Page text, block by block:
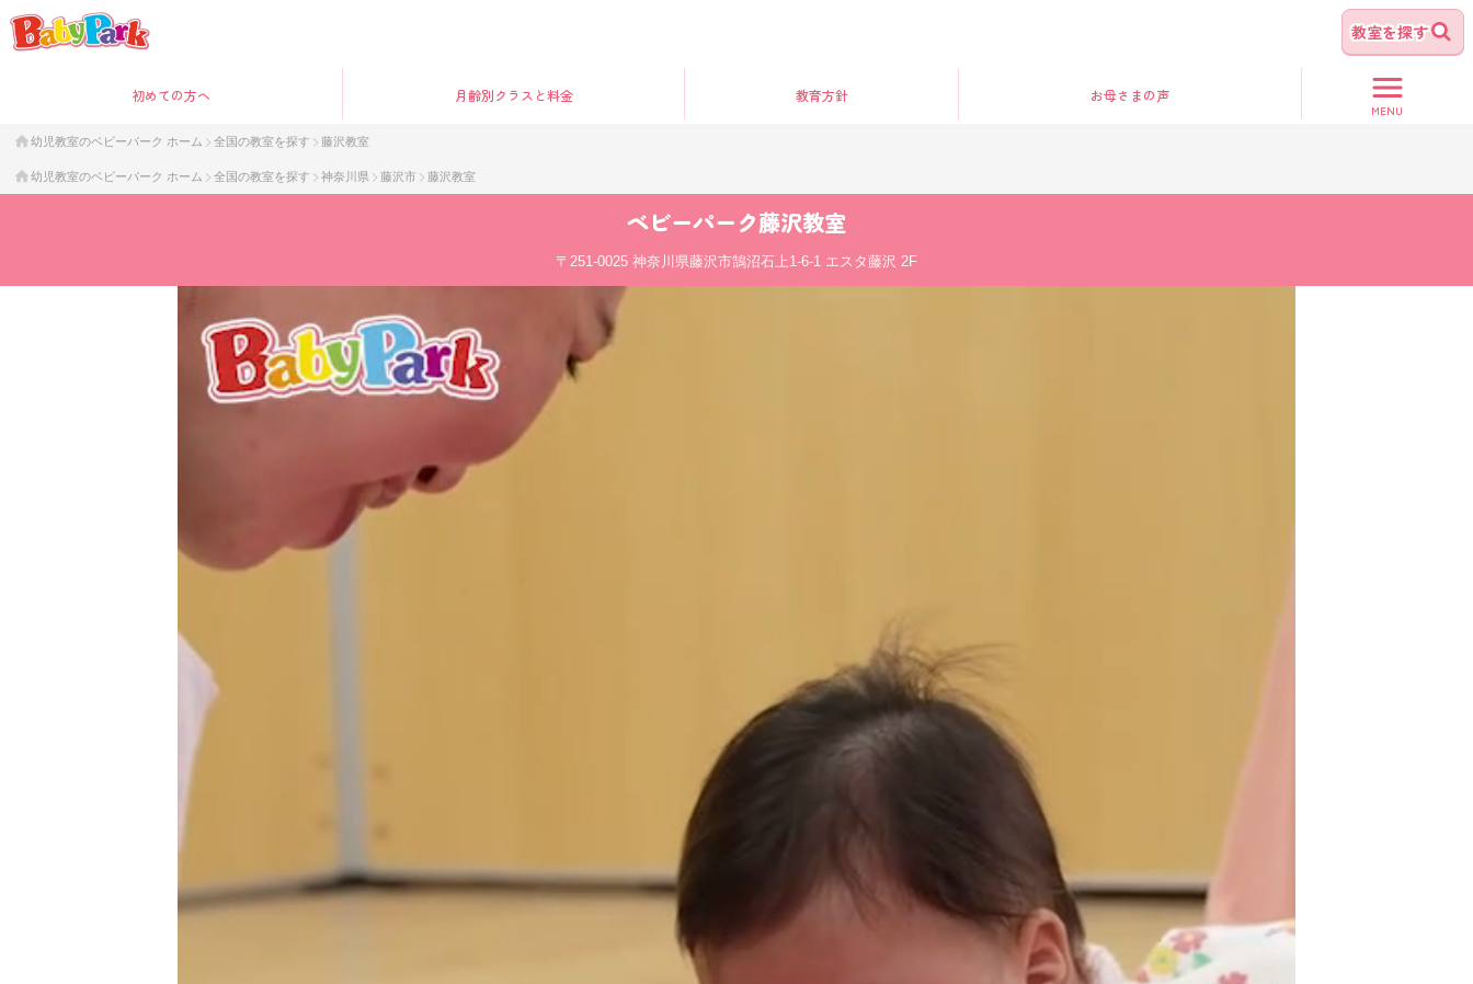
教室を探す
初めての方へ 月齢別クラス と料金 教育方針 お母さまの声
MENU
幼児教室のベビーパーク ホーム 全国の教室を探す 藤沢教室
幼児教室のベビーパーク ホーム 全国の教室を探す 神奈川県 藤沢市 藤沢教室
ベビーパーク藤沢教室
〒251-0025 神奈川県藤沢市鵠沼石上1-6-1 エスタ藤沢 2F